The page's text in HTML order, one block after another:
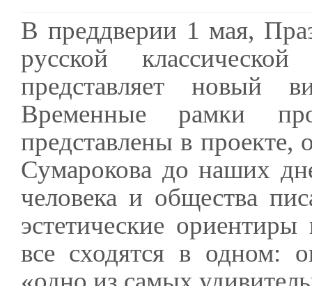
В преддверии 1 мая,
русской
представляет новый
Временные рамки
представлены в проекте,
Сумарокова до наших
человека и общества
эстетические
все сходятся в одном: